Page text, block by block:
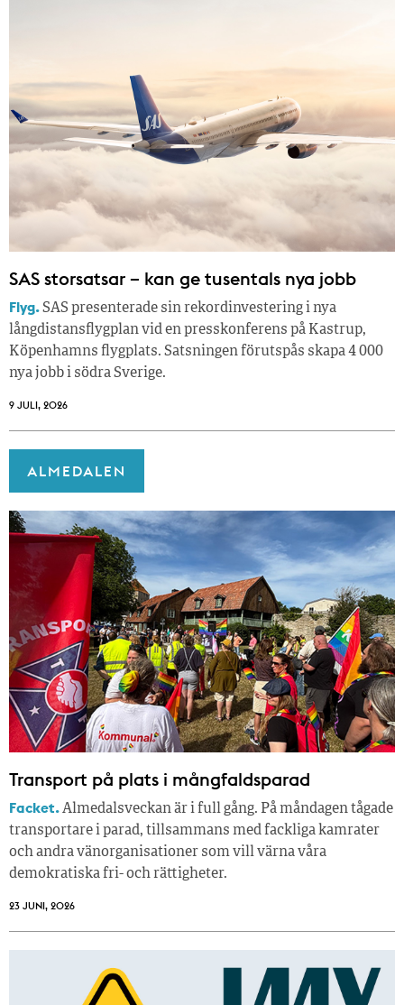
SAS storsatsar – kan ge tusentals nya jobb
Flyg.SAS presenterade sin rekordinvestering i nya
långdistansflygplan vid en presskonferens på Kastrup,
Köpenhamns flygplats. Satsningen förutspås skapa 4 000
nya jobb i södra Sverige.
9 JULI, 2026
ALMEDALEN
Transport på plats i mångfaldsparad
Facket.Almedalsveckan är i full gång. På måndagen tågade
transportare i parad, tillsammans med fackliga kamrater
och andra vänorganisationer som vill värna våra
demokratiska fri- och rättigheter.
23 JUNI, 2026